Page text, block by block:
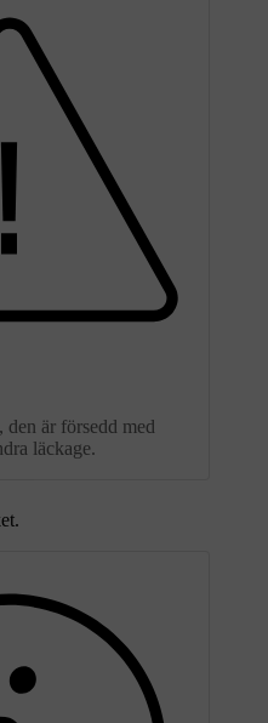
är försedd med
läckage.